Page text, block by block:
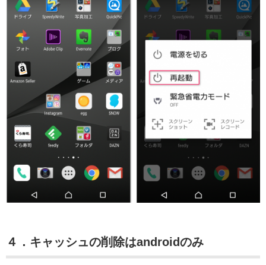
４．キャッシュの削除はandroidのみ